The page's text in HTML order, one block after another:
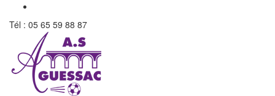
Tél : 05 65 59 88 87